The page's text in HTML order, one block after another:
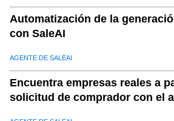
Automatización de la
con SaleAI
AGENTE DE SALEAI
Encuentra empresas reales a
solicitud de comprador con el